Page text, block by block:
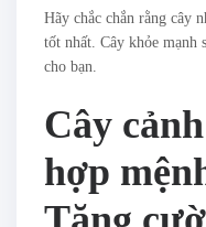
Hãy chắc chắn rằng cây
tốt nhất. Cây khỏe mạnh
cho bạn.
Cây
hợp